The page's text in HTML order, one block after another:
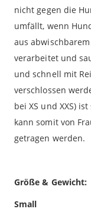
nicht gegen die
umfällt, wenn
aus
verarbeitet und
und schnell mit
verschlossen
bei XS und XXS)
kann somit von
getragen werden.
Größe & Gewicht:
Small